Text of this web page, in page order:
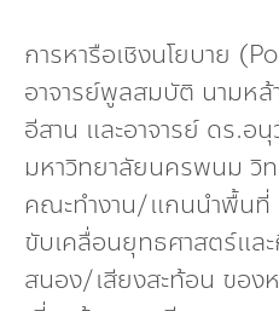
การหารือเชิงนโยบาย
อาจารย์พูลสมบัติ นามห
อีสาน และอาจารย์ ดร.
มหาวิทยาลัยนครพนม วิ
คณะทำงาน/แกนนำพื้นที่
ขับเคลื่อนยุทธศาสตร์แล
สนอง/เสียงสะท้อน ของ